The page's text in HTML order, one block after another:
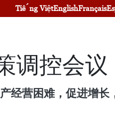
Tiếng ViệtEnglishFrançais
调控会议
经营困难，促进增长